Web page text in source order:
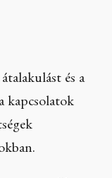
és a
kapcsolatok